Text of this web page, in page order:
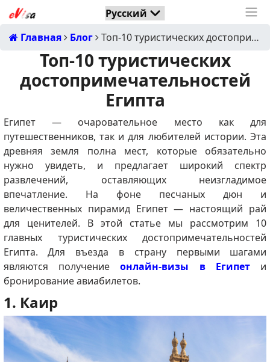
Главная Блог Топ-10 туристических достопримечательностей Египта
Топ-10 туристических
достопримечательностей
Египта
Египет — очаровательное место как для
путешественников, так и для любителей истории. Эта
древняя земля полна мест, которые обязательно
нужно увидеть, и предлагает широкий спектр
развлечений, оставляющих неизгладимое
впечатление. На фоне песчаных дюн и
величественных пирамид Египет — настоящий рай
для ценителей. В этой статье мы рассмотрим 10
главных туристических достопримечательностей
Египта. Для въезда в страну первыми шагами
являются получениеонлайн-визы в Египет и
бронирование авиабилетов.
1. Каир